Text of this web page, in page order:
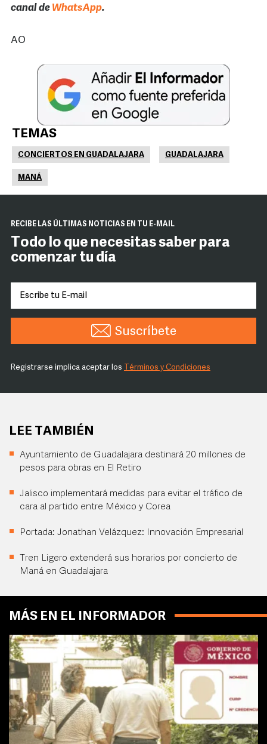
canal de WhatsApp.
AO
TEMAS
CONCIERTOS EN GUADALAJARA GUADALAJARA
MANÁ
RECIBE LAS ÚLTIMAS NOTICIAS EN TU E-MAIL
Todo lo que necesitas saber para
comenzar tu día
Suscríbete
Registrarse implica aceptar los Términos y Condiciones
LEE TAMBIÉN
Ayuntamiento de Guadalajara destinará 20 millones de
pesos para obras en El Retiro
Jalisco implementará medidas para evitar el tráfico de
cara al partido entre México y Corea
Portada: Jonathan Velázquez: Innovación Empresarial
Tren Ligero extenderá sus horarios por concierto de
Maná en Guadalajara
MÁS EN EL INFORMADOR